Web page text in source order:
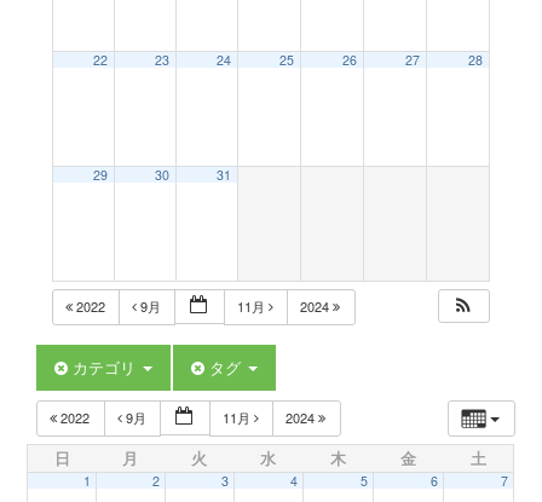
t
i
22 23 24 25 26 27 28
29 30 31
2022 9月 11月 2024
カテゴリ タグ
2022 9月 11月 2024
日 月 火 水 木 金 土
1 2 3 4 5 6 7